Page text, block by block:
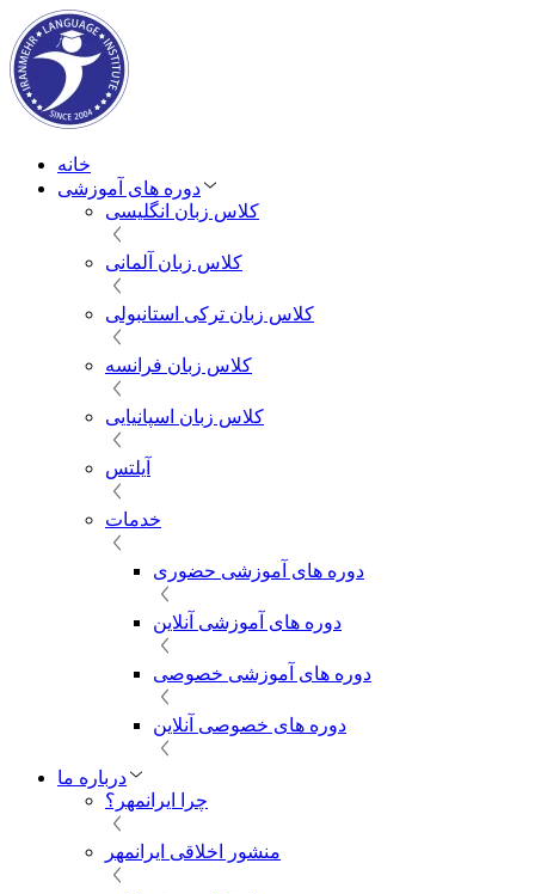
خانه
دوره های آموزشی
کلاس زبان انگلیسی
کلاس زبان آلمانی
کلاس زبان ترکی استانبولی
کلاس زبان فرانسه
کلاس زبان اسپانیایی
آیلتس
خدمات
دوره های آموزشی حضوری
دوره های آموزشی آنلاین
دوره های آموزشی خصوصی
دوره های خصوصی آنلاین
درباره ما
چرا ایرانمهر؟
منشور اخلاقی ایرانمهر